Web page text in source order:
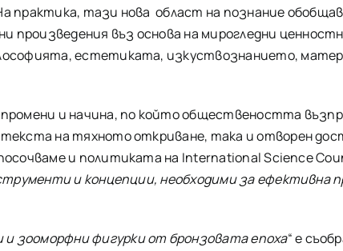
практика, тази нова област на познание
произведения въз основа на мирогледни
естетиката, изкуствознанието,
и начина, по който обществеността
на тяхното откриване, така и отворен
и политиката на International Science
и концепции, необходими за ефективна
зооморфни фигурки от бронзовата епоха“ е